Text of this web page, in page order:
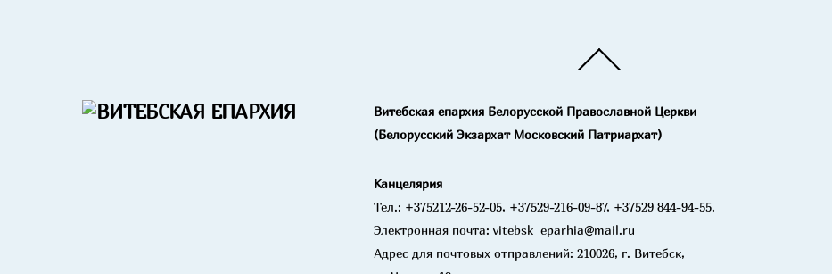
To
Витебская епархия Белорусской Православной Церкви
(Белорусский Экзархат Московский Патриархат)
Канцелярия
Тел.: +375212-26-52-05, +37529-216-09-87, +37529 844-94-55.
Электронная почта: vitebsk_eparhia@mail.ru
Адрес для почтовых отправлений: 210026, г. Витебск,